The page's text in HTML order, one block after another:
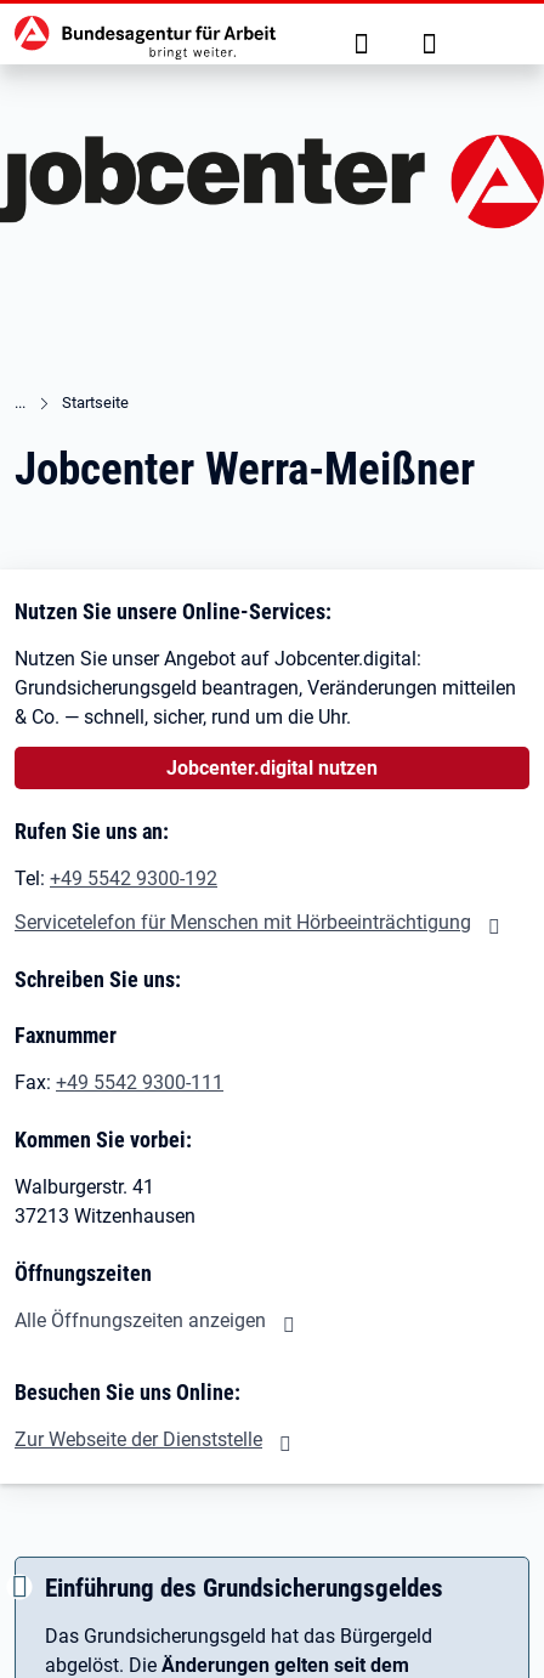
zu den Hauptinhalten springen
Hauptnavigation Suche Anmelden
Startseite
Jobcenter Werra-Meißner
Nutzen Sie unsere Online-Services:
Nutzen Sie unser Angebot auf Jobcenter.digital:
Grundsicherungsgeld beantragen, Veränderungen mitteilen
& Co. — schnell, sicher, rund um die Uhr.
Jobcenter.digital nutzen
Rufen Sie uns an:
Tel: +49 5542 9300-192
Servicetelefon für Menschen mit Hörbeeinträchtigung
Schreiben Sie uns:
Faxnummer
Fax: +49 5542 9300-111
Kommen Sie vorbei:
Walburgerstr. 41
37213 Witzenhausen
Öffnungszeiten
Alle Öffnungszeiten anzeigen
Besuchen Sie uns Online:
Zur Webseite der Dienststelle
Einführung des Grundsicherungsgeldes
Das Grundsicherungsgeld hat das Bürgergeld
abgelöst. Die Änderungen gelten seit dem